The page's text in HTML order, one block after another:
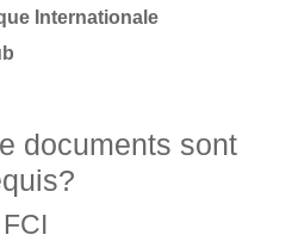
Internationale
documents sont
FCI